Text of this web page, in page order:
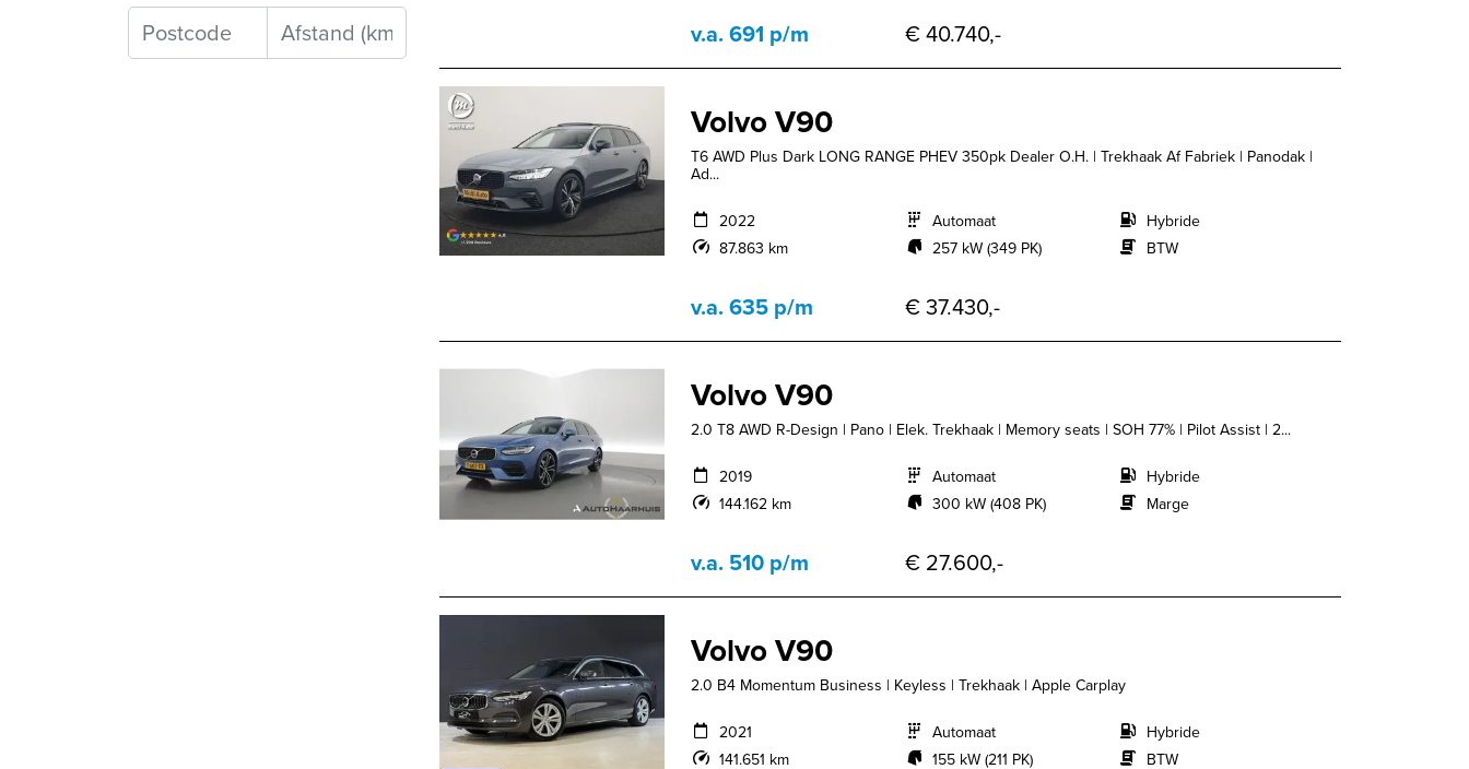
v.a. 691 p/m € 40.740,-
Volvo V90
T6 AWD Plus Dark LONG RANGE PHEV 350pk Dealer O.H. | Trekhaak Af Fabriek | Panodak |
Ad...
2022
87.863 km
Automaat
257 kW (349 PK)
Hybride
BTW
v.a. 635 p/m € 37.430,-
Volvo V90
2.0 T8 AWD R-Design | Pano | Elek. Trekhaak | Memory seats | SOH 77% | Pilot Assist | 2...
2019
144.162 km
Automaat
300 kW (408 PK)
Hybride
Marge
v.a. 510 p/m € 27.600,-
Volvo V90
2.0 B4 Momentum Business | Keyless | Trekhaak | Apple Carplay
2021
141.651 km
Automaat
155 kW (211 PK)
Hybride
BTW